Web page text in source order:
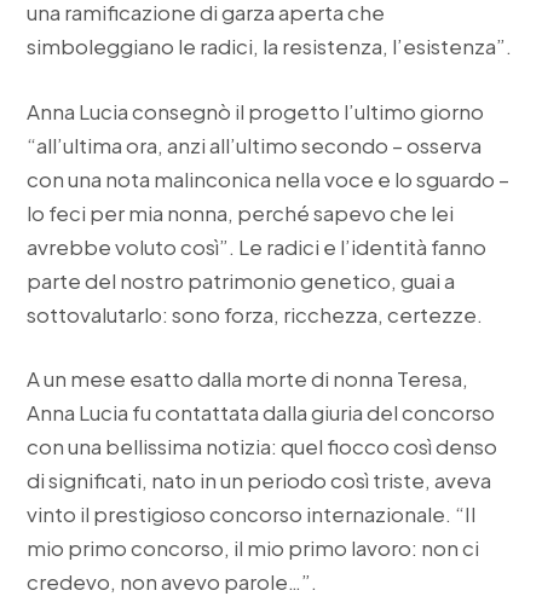
una ramificazione di garza aperta che
simboleggiano le radici, la resistenza, l’esistenza”.
Anna Lucia consegnò il progetto l’ultimo giorno
“all’ultima ora, anzi all’ultimo secondo – osserva
con una nota malinconica nella voce e lo sguardo –
lo feci per mia nonna, perché sapevo che lei
avrebbe voluto così”. Le radici e l’identità fanno
parte del nostro patrimonio genetico, guai a
sottovalutarlo: sono forza, ricchezza, certezze.
A un mese esatto dalla morte di nonna Teresa,
Anna Lucia fu contattata dalla giuria del concorso
con una bellissima notizia: quel fiocco così denso
di significati, nato in un periodo così triste, aveva
vinto il prestigioso concorso internazionale. “Il
mio primo concorso, il mio primo lavoro: non ci
credevo, non avevo parole…”.